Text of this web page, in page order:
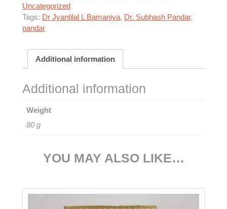
Uncategorized
Tags: Dr Jyantilal L Bamaniya, Dr. Subhash Pandar,
pandar
Additional information
Additional information
Weight
80 g
YOU MAY ALSO LIKE…